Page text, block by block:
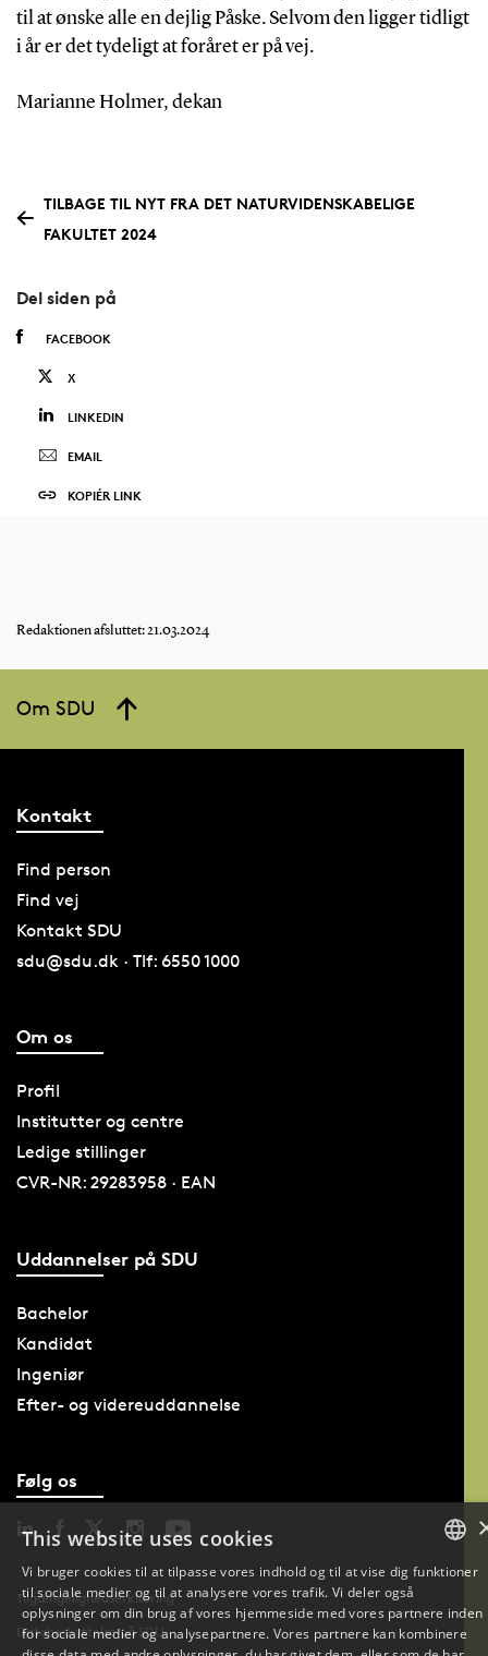
til at ønske alle en dejlig Påske. Selvom den ligger tidligt
i år er det tydeligt at foråret er på vej.
Marianne Holmer, dekan
TILBAGE TIL NYT FRA DET NATURVIDENSKABELIGE
FAKULTET 2024
Del siden på
FACEBOOK
X
LINKEDIN
EMAIL
KOPIÉR LINK
Redaktionen afsluttet: 21.03.2024
Om SDU
Kontakt
Find person
Find vej
Kontakt SDU
sdu@sdu.dk · Tlf: 6550 1000
Om os
Profil
Institutter og centre
Ledige stillinger
CVR-NR: 29283958 · EAN
Uddannelser på SDU
Bachelor
Kandidat
Ingeniør
Efter- og videreuddannelse
Følg os
Tilgængelighedserklæring
Databeskyttelse på SDU
DANISH
This website uses cookies
Vi bruger cookies til at tilpasse vores indhold og til at vise dig funktioner
til sociale medier og til at analysere vores trafik. Vi deler også
oplysninger om din brug af vores hjemmeside med vores partnere inden
for sociale medier og analysepartnere. Vores partnere kan kombinere